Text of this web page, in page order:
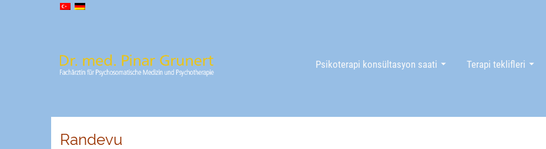
Psikoterapi konsültasyon saati Terapi teklifleri
Randevu